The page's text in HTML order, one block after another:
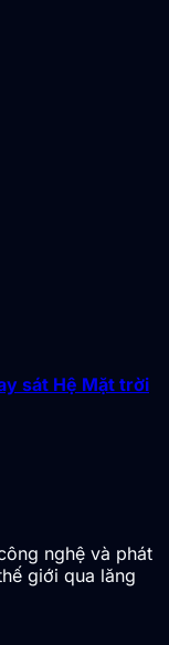
sát Hệ Mặt trời
nghệ và phát
giới qua lăng